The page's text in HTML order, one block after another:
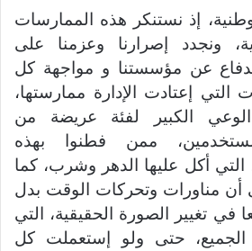
إذ نستنكر هذه الممارسات
ونجدد إصرارنا وعزمنا على
عن مؤسستنا و مواجهة كل
التي إعتادت الإدارة ممارستها،
الوعي الكبير لفئة عريضة من
ممن فطنوا بهذه
أكل عليها الدهر وشرب، كما
مناورات وتحركات الوقت بدل
في تغيير الصورة الحقيقية، التي
حتى ولو إستعملت كل